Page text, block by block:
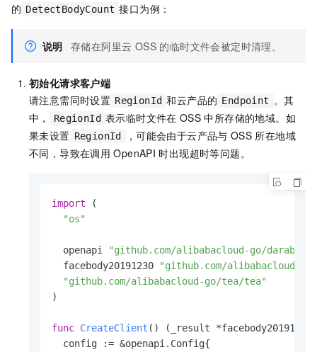
的 DetectBodyCount 接口为例：
说明 存储在阿里云 OSS 的临时文件会被定时清理。
初始化请求客户端
请注意需同时设置 RegionId 和云产品的 Endpoint
。其
中，
RegionId 表示临时文件在 OSS 中所存储的地域。如
果未设置 RegionId ，可能会由于云产品与 OSS 所在地域
不同，导致在调用 OpenAPI 时出现超时等问题。
import (
"os"
  openapi
"github.com/alibabacloud-go/
  facebody20191230
"github.com/alibabacloud-
"github.com/alibabacloud-go/tea/tea"
)
func CreateClient ()
(_result
  config := &openapi.Config{